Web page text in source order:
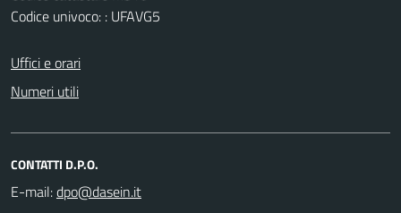
Codice univoco: : UFAVG5
Uffici e orari
Numeri utili
CONTATTI D.P.O.
E-mail: